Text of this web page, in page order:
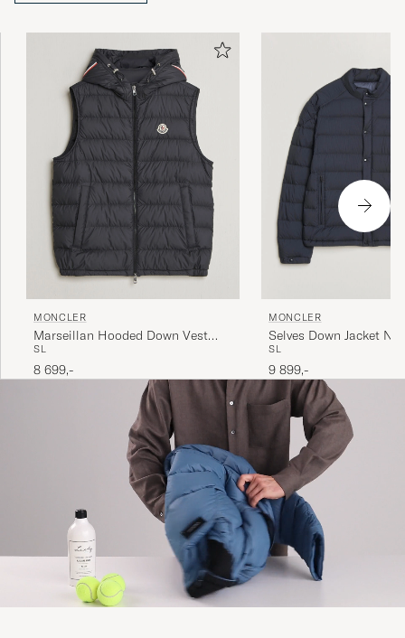
MONCLER
Marseillan Hooded Down Vest
Black
SL
8 699,-
MONCLER
Selves Down Jacket
SL
9 899,-